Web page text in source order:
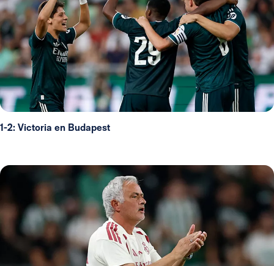
1-2: Victoria en Budapest